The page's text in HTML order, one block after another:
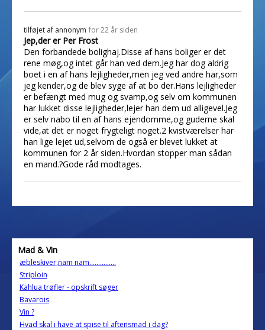
tilføjet af annonym for 22 år siden
Jep,der er Per Frost
Den forbandede bolighaj.Disse af hans boliger er det
rene møg,og intet går han ved dem.Jeg har dog aldrig
boet i en af hans lejligheder,men jeg ved andre har,som
jeg kender,og de blev syge af at bo der.Hans lejligheder
er befængt med mug og svamp,og selv om kommunen
har lukket disse lejligheder,lejer han dem ud alligevel.Jeg
er selv nabo til en af hans ejendomme,og guderne skal
vide,at det er noget frygteligt noget.2 kvistværelser har
han lige lejet ud,selvom de også er blevet lukket at
kommunen for 2 år siden.Hvordan stopper man sådan
en mand.?Gode råd modtages.
Mad & Vin
æbleskiver,nam nam...............
Striploin
Kahlua trøfler - opskrift søger
Bavarois
Vin ?
Hvad skal i have at spise til aftensmad i dag?